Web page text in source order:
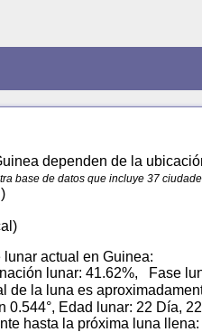
dependen de la
base de datos que incluye 37
lunar actual en Guinea:
lunar: 41.62%, Fase
de la luna es
0.544°, Edad lunar: 22 Día,
hasta la próxima luna